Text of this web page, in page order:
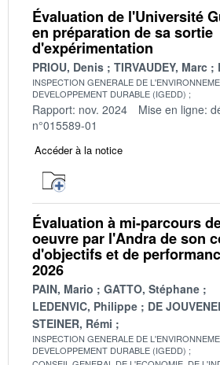
Évaluation de l'Université
en préparation de sa sortie
d'expérimentation
PRIOU, Denis TIRVAUDEY, Marc
INSPECTION GENERALE DE
DEVELOPPEMENT DURABLE (IGEDD)
Rapport: nov. 2024 Mise en ligne:
n°015589-01
Accéder à la notice
Évaluation à mi-parcours
oeuvre par l'Andra de son
d'objectifs et de
2026
PAIN, Mario
GATTO, Stéphane
LEDENVIC, Philippe
DE
STEINER, Rémi
INSPECTION GENERALE DE
DEVELOPPEMENT DURABLE (IGEDD)